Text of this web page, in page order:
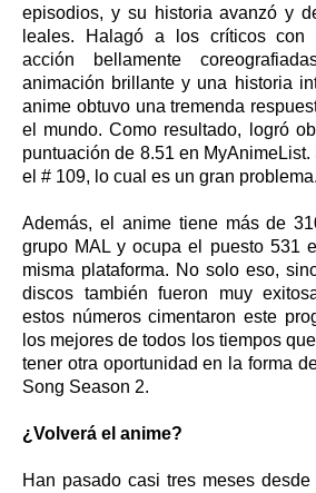
episodios, y su historia avanzó y
leales. Halagó a los críticos con
acción bellamente
animación brillante y una historia
anime obtuvo una tremenda
el mundo. Como resultado, logró
puntuación de 8.51 en
el # 109, lo cual es un gran problema.
Además, el anime tiene más de
grupo MAL y ocupa el puesto 531
misma plataforma. No solo eso,
discos también fueron muy
estos números cimentaron este
los mejores de todos los tiempos
tener otra oportunidad en la forma
Song Season 2.
¿Volverá el anime?
Han pasado casi tres meses